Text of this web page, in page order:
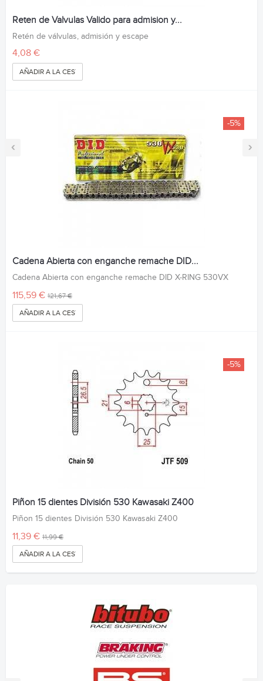
‹ ›
Reten de Valvulas Valido para admision y...
Retén de válvulas, admisión y escape
4,08 €
AÑADIR A LA CESTA
-5%
Cadena Abierta con enganche remache DID...
Cadena Abierta con enganche remache DID X-RING 530VX
115,59 € 121,67 €
AÑADIR A LA CESTA
-5%
Piñon 15 dientes División 530 Kawasaki Z400
Piñon 15 dientes División 530 Kawasaki Z400
11,39 € 11,99 €
AÑADIR A LA CESTA